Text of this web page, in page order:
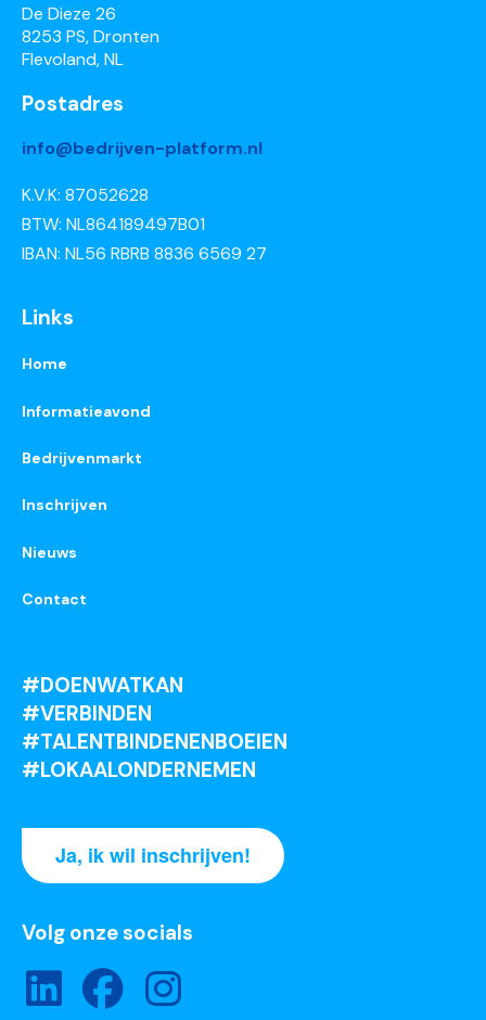
De Dieze 26
8253 PS, Dronten
Flevoland, NL
Postadres
info@bedrijven-platform.nl
K.V.K: 87052628
BTW: NL864189497B01
IBAN: NL56 RBRB 8836 6569 27
Links
Home
Informatieavond
Bedrijvenmarkt
Inschrijven
Nieuws
Contact
#DOENWATKAN
#VERBINDEN
#TALENTBINDENENBOEIEN
#LOKAALONDERNEMEN
Ja, ik wil inschrijven!
Volg onze socials